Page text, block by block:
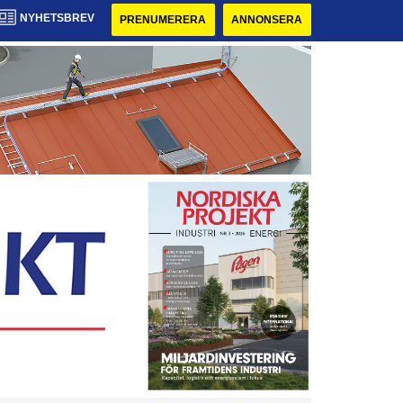
NYHETSBREV PRENUMERERA ANNONSERA